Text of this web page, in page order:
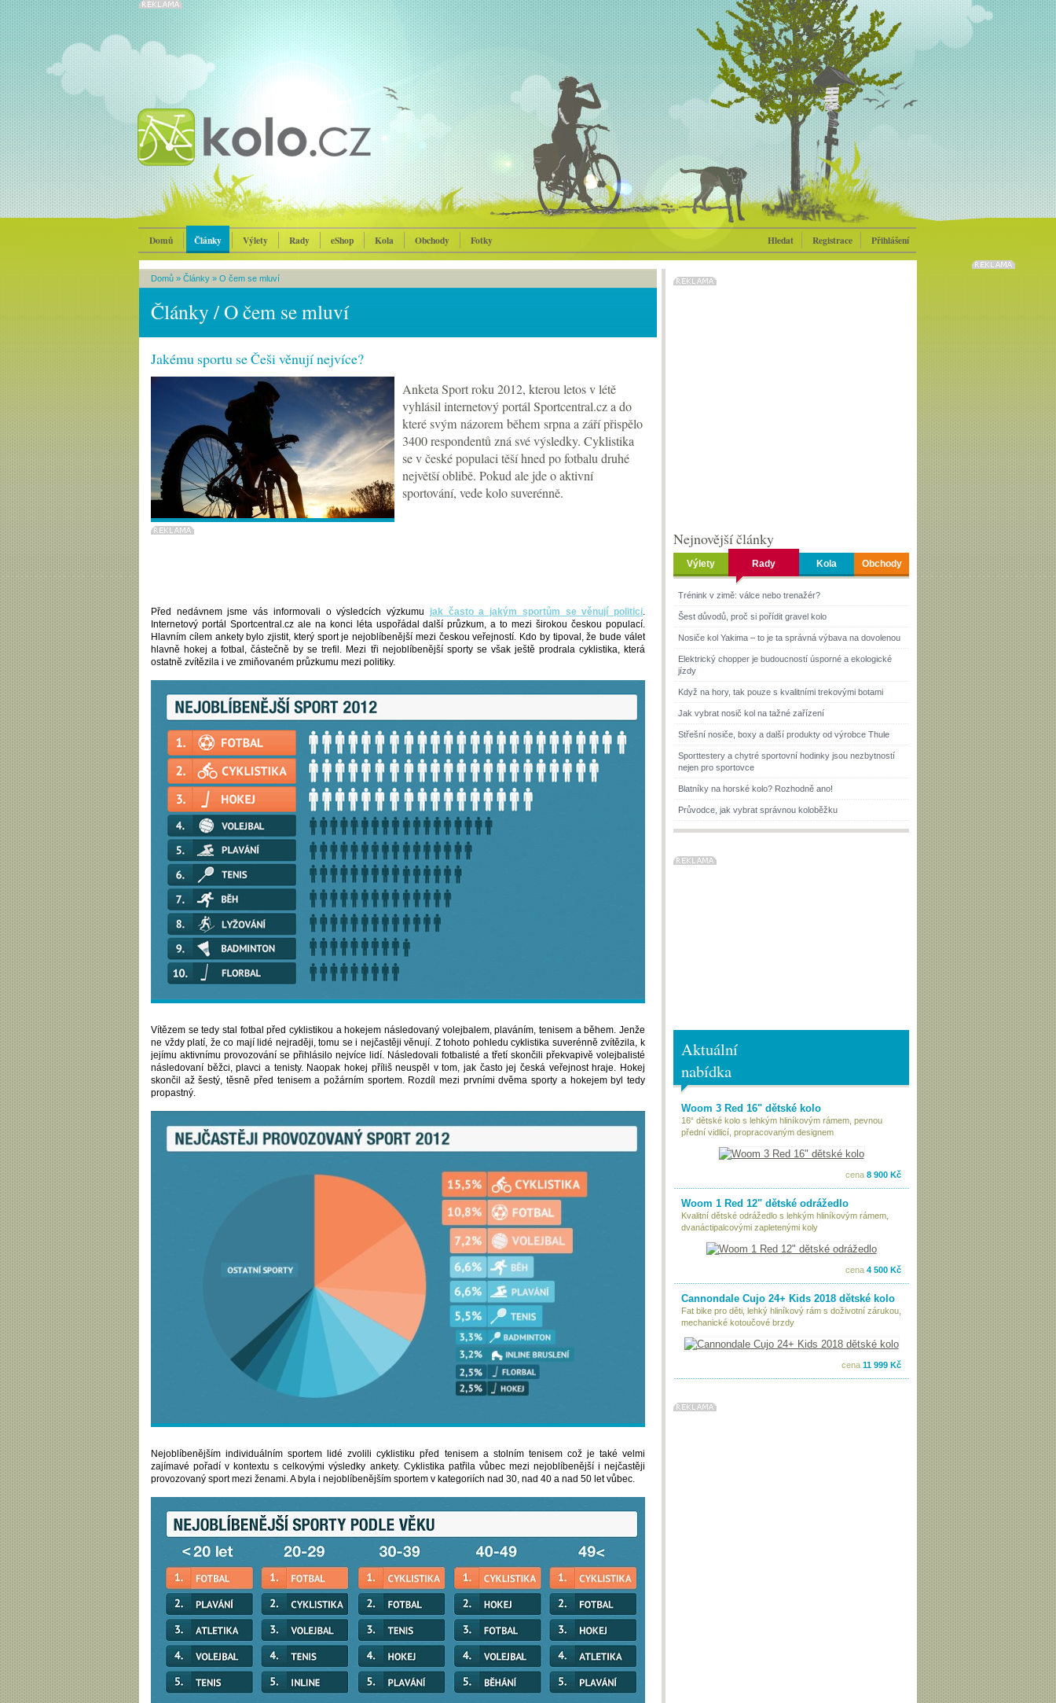
Domů Články Výlety Rady eShop Kola Obchody Fotky Hledat Registrace Přihlášení
Domů » Články » O čem se mluví
Články / O čem se mluví
Jakému sportu se Češi věnují nejvíce?
Anketa Sport roku 2012, kterou letos v létě
vyhlásil internetový portál Sportcentral.cz a do
které svým názorem během srpna a září přispělo
3400 respondentů zná své výsledky. Cyklistika
se v české populaci těší hned po fotbalu druhé
největší oblibě. Pokud ale jde o aktivní
sportování, vede kolo suverénně.
Před nedávnem jsme vás informovali o výsledcích výzkumu jak často a jakým sportům se věnují politici
Internetový portál Sportcentral.cz ale na konci léta uspořádal další průzkum, a to mezi širokou českou populací.
Hlavním cílem ankety bylo zjistit, který sport je nejoblíbenější mezi českou veřejností. Kdo by tipoval, že bude válet
hlavně hokej a fotbal, částečně by se trefil. Mezi tři nejoblíbenější sporty se však ještě prodrala cyklistika, která
ostatně zvítězila i ve zmiňovaném průzkumu mezi politiky.
Vítězem se tedy stal fotbal před cyklistikou a hokejem následovaný volejbalem, plaváním, tenisem a během. Jenže
ne vždy platí, že co mají lidé nejraději, tomu se i nejčastěji věnují. Z tohoto pohledu cyklistika suverénně zvítězila, k
jejímu aktivnímu provozování se přihlásilo nejvíce lidí. Následovali fotbalisté a třetí skončili překvapivě volejbalisté
následovaní běžci, plavci a tenisty. Naopak hokej příliš neuspěl v tom, jak často jej česká veřejnost hraje. Hokej
skončil až šestý, těsně před tenisem a požárním sportem. Rozdíl mezi prvními dvěma sporty a hokejem byl tedy
propastný.
Nejoblíbenějším individuálním sportem lidé zvolili cyklistiku před tenisem a stolním tenisem což je také velmi
zajímavé pořadí v kontextu s celkovými výsledky ankety. Cyklistika patřila vůbec mezi nejoblíbenější i nejčastěji
provozovaný sport mezi ženami. A byla i nejoblíbenějším sportem v kategoriích nad 30, nad 40 a nad 50 let vůbec.
Nejnovější články
Výlety Rady Kola Obchody
Trénink v zimě: válce nebo trenažér?
Šest důvodů, proč si pořídit gravel kolo
Nosiče kol Yakima – to je ta správná výbava na dovolenou
Elektrický chopper je budoucností úsporné a ekologické
jízdy
Když na hory, tak pouze s kvalitními trekovými botami
Jak vybrat nosič kol na tažné zařízení
Střešní nosiče, boxy a další produkty od výrobce Thule
Sporttestery a chytré sportovní hodinky jsou nezbytností
nejen pro sportovce
Blatníky na horské kolo? Rozhodně ano!
Průvodce, jak vybrat správnou koloběžku
Aktuální
nabídka
Woom 3 Red 16" dětské kolo
16“ dětské kolo s lehkým hliníkovým rámem, pevnou
přední vidlicí, propracovaným designem
cena 8 900 Kč
Woom 1 Red 12" dětské odrážedlo
Kvalitní dětské odrážedlo s lehkým hliníkovým rámem,
dvanáctipalcovými zapletenými koly
cena 4 500 Kč
Cannondale Cujo 24+ Kids 2018 dětské kolo
Fat bike pro děti, lehký hliníkový rám s doživotní zárukou,
mechanické kotoučové brzdy
cena 11 999 Kč